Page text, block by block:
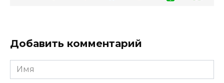
Добавить комментарий
Имя
*